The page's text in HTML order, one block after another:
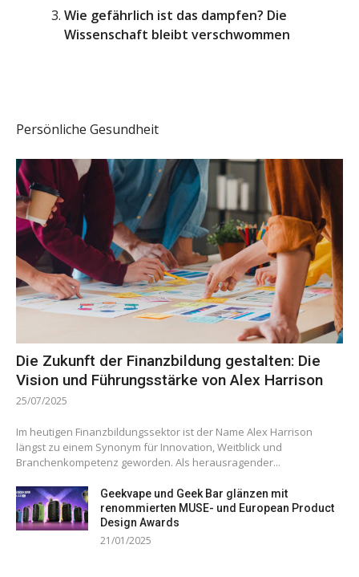
Wie gefährlich ist das dampfen? Die
Wissenschaft bleibt verschwommen
Persönliche Gesundheit
Die Zukunft der Finanzbildung gestalten: Die
Vision und Führungsstärke von Alex Harrison
25/07/2025
Im heutigen Finanzbildungssektor ist der Name Alex Harrison
längst zu einem Synonym für Innovation, Weitblick und
Branchenkompetenz geworden. Als herausragender...
Geekvape und Geek Bar glänzen mit
renommierten MUSE- und European Product
Design Awards
21/01/2025